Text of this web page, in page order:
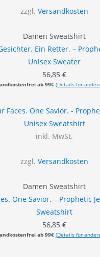
zzgl.Versandkosten
Damen Sweatshirt
Ein Retter. –
Unisex Sweater
56,85€
ab 99€ (Details für
inkl. MwSt.
zzgl.Versandkosten
Damen Sweatshirt
One Savior. – Prophetic
Sweatshirt
56,85€
ab 99€ (Details für